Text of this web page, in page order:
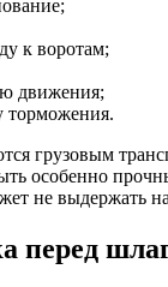
к воротам;
движения;
торможения.
грузовым
особенно
не выдержать
перед